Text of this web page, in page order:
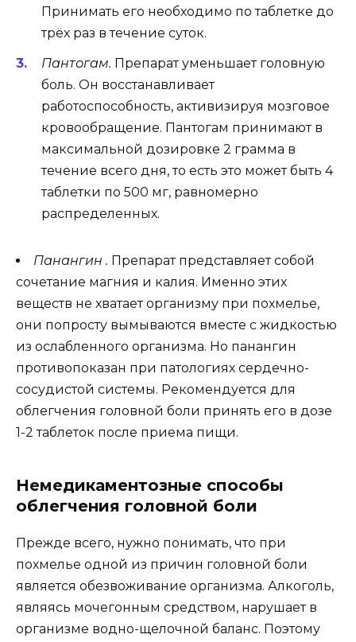
Принимать его необходимо по таблетке до
трёх раз в течение суток.
Пантогам. Препарат уменьшает головную
боль. Он восстанавливает
работоспособность, активизируя мозговое
кровообращение. Пантогам принимают в
максимальной дозировке 2 грамма в
течение всего дня, то есть это может быть 4
таблетки по 500 мг, равномерно
распределенных.
Панангин . Препарат представляет собой
сочетание магния и калия. Именно этих
веществ не хватает организму при похмелье,
они попросту вымываются вместе с жидкостью
из ослабленного организма. Но панангин
противопоказан при патологиях сердечно-
сосудистой системы. Рекомендуется для
облегчения головной боли принять его в дозе
1-2 таблеток после приема пищи.
Немедикаментозные способы
облегчения головной боли
Прежде всего, нужно понимать, что при
похмелье одной из причин головной боли
является обезвоживание организма. Алкоголь,
являясь мочегонным средством, нарушает в
организме водно-щелочной баланс. Поэтому